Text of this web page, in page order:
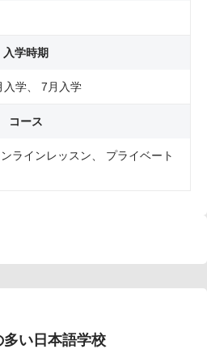
入学時期
入学 7月入学
コース
ラインレッスン
プライベート
多い日本語学校